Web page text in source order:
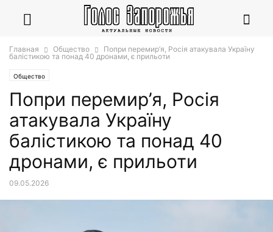
Главная Общество
Попри перемир’я, Росія атакувала Україну
балістикою та понад 40 дронами, є прильоти
Общество
Попри перемир’я, Росія
атакувала Україну
балістикою та понад 40
дронами, є прильоти
09.05.2026